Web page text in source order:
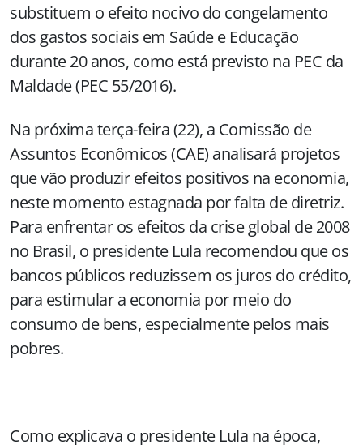
substituem o efeito nocivo do congelamento
dos gastos sociais em Saúde e Educação
durante 20 anos, como está previsto na PEC da
Maldade (PEC 55/2016).
Na próxima terça-feira (22), a Comissão de
Assuntos Econômicos (CAE) analisará projetos
que vão produzir efeitos positivos na economia,
neste momento estagnada por falta de diretriz.
Para enfrentar os efeitos da crise global de 2008
no Brasil, o presidente Lula recomendou que os
bancos públicos reduzissem os juros do crédito,
para estimular a economia por meio do
consumo de bens, especialmente pelos mais
pobres.
Como explicava o presidente Lula na época,